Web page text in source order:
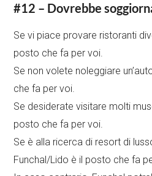
#12 – Dovrebbe
Se vi piace provare ristoranti
posto che fa per voi.
Se non volete noleggiare
che fa per voi.
Se desiderate visitare molti
posto che fa per voi.
Se è alla ricerca di resort di
Funchal/Lido è il posto che fa